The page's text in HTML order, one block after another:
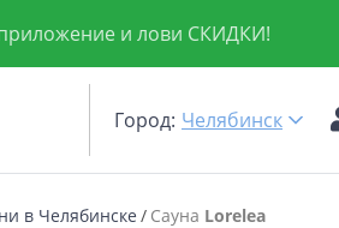
и лови СКИДКИ!
Город: Челябинск
в Челябинске Сауна Lorelea